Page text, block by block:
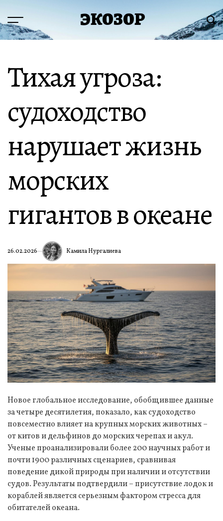
содержимому
Меню ЭКОЗОР
Тихая угроза:
судоходство
нарушает жизнь
морских
гигантов в океане
26.02.2026 Камила Нургалиева
Новое глобальное исследование, обобщившее данные
за четыре десятилетия, показало, как судоходство
повсеместно влияет на крупных морских животных –
от китов и дельфинов до морских черепах и акул.
Ученые проанализировали более 200 научных работ и
почти 1900 различных сценариев, сравнивая
поведение дикой природы при наличии и отсутствии
судов. Результаты подтвердили – присутствие лодок и
кораблей является серьезным фактором стресса для
обитателей океана.